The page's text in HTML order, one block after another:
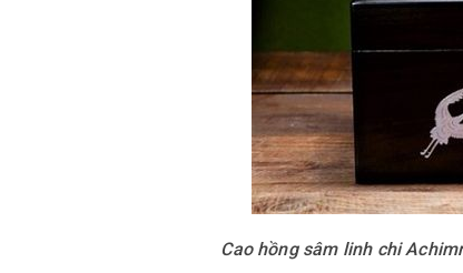
Cao hồng sâm linh chi